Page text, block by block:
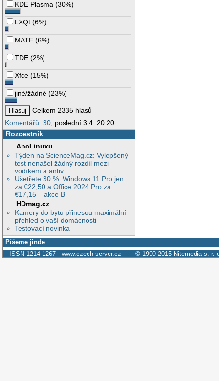
KDE Plasma (30%)
LXQt (6%)
MATE (6%)
TDE (2%)
Xfce (15%)
jiné/žádné (23%)
Celkem 2335 hlasů
Komentářů: 30, poslední 3.4. 20:20
Rozcestník
AbcLinuxu
Týden na ScienceMag.cz: Vylepšený
test nenašel žádný rozdíl mezi
vodíkem a antiv
Ušetřete 30 %: Windows 11 Pro jen
za €22,50 a Office 2024 Pro za
€17,15 – akce B
HDmag.cz
Kamery do bytu přinesou maximální
přehled o vaší domácnosti
Testovací novinka
Píšeme jinde
ISSN 1214-1267 www.czech-server.cz © 1999-2015 Nitemedia s. r.